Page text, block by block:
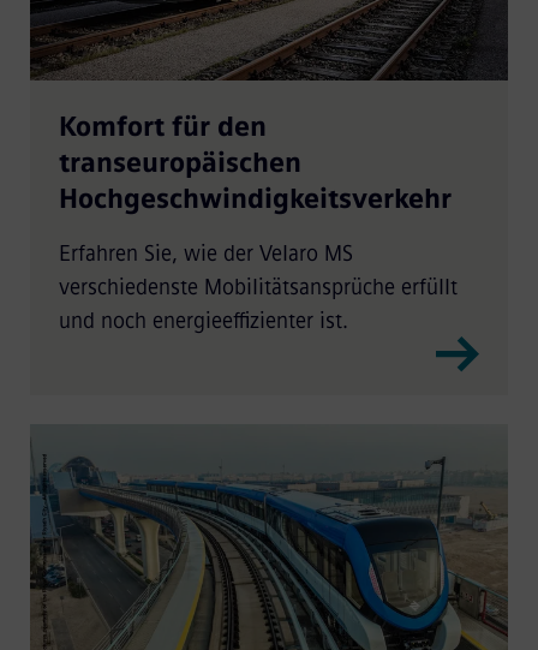
Komfort für den
transeuropäischen
Hochgeschwindigkeitsverkehr
Erfahren Sie, wie der Velaro MS
verschiedenste Mobilitätsansprüche erfüllt
und noch energieeffizienter ist.